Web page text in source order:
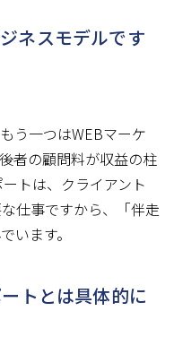
ネスモデルです
う一つはWEBマーケ
者の顧問料が収益の柱
トは、クライアント
仕事ですから、「伴走
います。
トとは具体的に